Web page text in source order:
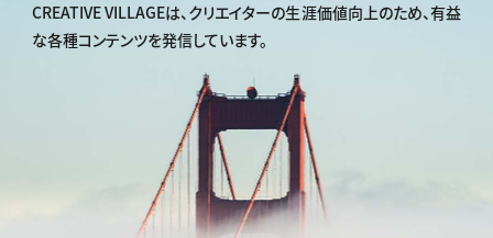
CREATIVE VILLAGEは、クリエイターの生涯価値向上のため、有益
な各種コンテンツを発信しています。